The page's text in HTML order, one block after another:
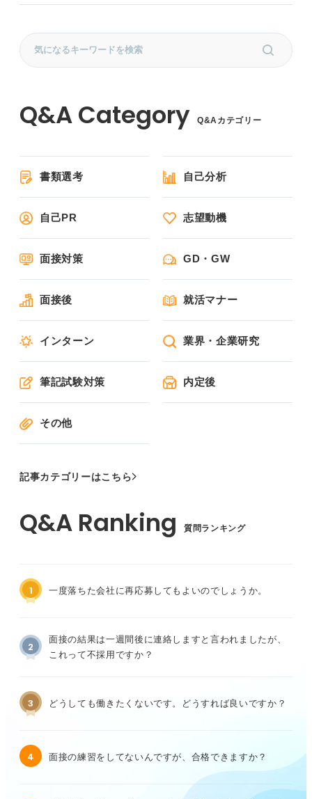
Q&Aカテゴリー
書類選考 自己分析
自己PR 志望動機
面接対策 GD・GW
面接後 就活マナー
インターン 業界・企業研究
筆記試験対策 内定後
その他
記事カテゴリーはこちら
質問ランキング
1 一度落ちた会社に再応募してもよいのでしょうか。
2
面接の結果は一週間後に連絡しますと言われましたが、
これって不採用ですか？
3 どうしても働きたくないです。どうすれば良いですか？
4 面接の練習をしてないんですが、合格できますか？